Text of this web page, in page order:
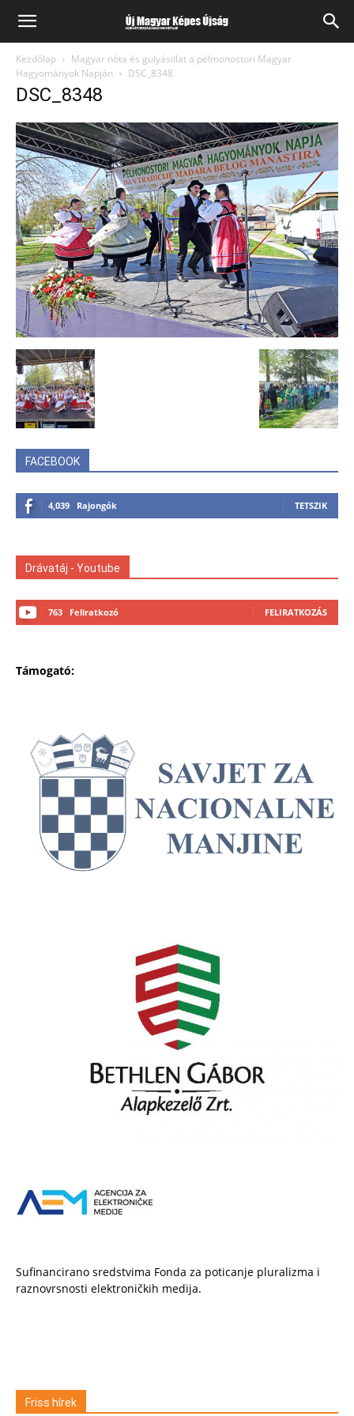
Kezdőlap
Magyar nóta és gulyásillat a pélmonostori Magyar
Hagyományok Napján
DSC_8348
DSC_8348
FACEBOOK
4,039 Rajongók TETSZIK
Drávatáj - Youtube
763 Feliratkozó FELIRATKOZÁS
Támogató:
Sufinancirano sredstvima Fonda za poticanje pluralizma i
raznovrsnosti elektroničkih medija.
Friss hírek